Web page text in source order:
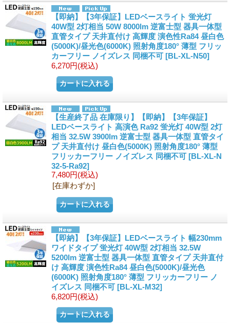
【即納】【3年保証】LEDベースライト 蛍光灯
40W型 2灯相当 50W 8000lm 逆富士型 器具一体型
直管タイプ 天井直付け 高輝度 演色性Ra84 昼白色
(5000K)/昼光色(6000K) 照射角度180° 薄型 フリッ
カーフリー ノイズレス 同梱不可 [BL-XL-N50]
6,270円(税込)
【生産終了品 在庫限り】【即納】【3年保証】
LEDベースライト 高演色 Ra92 蛍光灯 40W型 2灯
相当 32.5W 3900lm 逆富士型 器具一体型 直管タイ
プ 天井直付け 昼白色(5000K) 照射角度180° 薄型
フリッカーフリー ノイズレス 同梱不可 [BL-XL-N
32-5-Ra92]
7,480円(税込)
[在庫わずか]
【即納】【3年保証】LEDベースライト 幅230mm
ワイドタイプ 蛍光灯 40W型 2灯相当 32.5W
5200lm 逆富士型 器具一体型 直管タイプ 天井直付
け 高輝度 演色性Ra84 昼白色(5000K)/昼光色
(6000K) 照射角度180° 薄型 フリッカーフリー ノ
イズレス 同梱不可 [BL-XL-M32]
6,820円(税込)